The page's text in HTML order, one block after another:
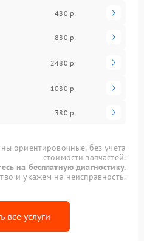
480 р
880 р
2480 р
1080 р
380 р
ориентировочные, без учета
стоимости запчастей.
на бесплатную диагностику.
и укажем на неисправность.
все услуги